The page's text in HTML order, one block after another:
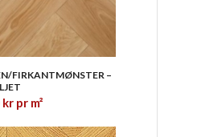
FIRKANTMØNSTER –
kr pr m²